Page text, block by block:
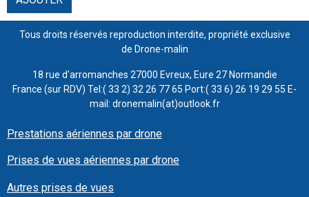
Tous droits réservés reproduction interdite, propriété exclusive
de Drone-malin
18 rue d'arromanches 27000 Evreux, Eure 27 Normandie
France (sur RDV) Tel:( 33 2) 32 26 77 65 Port:( 33 6) 26 19 29 55 E-
mail: dronemalin(at)outlook.fr
Prestations aériennes par drone
Prises de vues aériennes par drone
Autres prises de vues